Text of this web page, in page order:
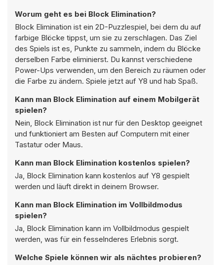
Worum geht es bei Block Elimination?
Block Elimination ist ein 2D-Puzzlespiel, bei dem du auf
farbige Blöcke tippst, um sie zu zerschlagen. Das Ziel
des Spiels ist es, Punkte zu sammeln, indem du Blöcke
derselben Farbe eliminierst. Du kannst verschiedene
Power-Ups verwenden, um den Bereich zu räumen oder
die Farbe zu ändern. Spiele jetzt auf Y8 und hab Spaß.
Kann man Block Elimination auf einem Mobilgerät
spielen?
Nein, Block Elimination ist nur für den Desktop geeignet
und funktioniert am Besten auf Computern mit einer
Tastatur oder Maus.
Kann man Block Elimination kostenlos spielen?
Ja, Block Elimination kann kostenlos auf Y8 gespielt
werden und läuft direkt in deinem Browser.
Kann man Block Elimination im Vollbildmodus
spielen?
Ja, Block Elimination kann im Vollbildmodus gespielt
werden, was für ein fesselnderes Erlebnis sorgt.
Welche Spiele können wir als nächtes probieren?